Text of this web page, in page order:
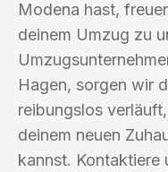
Modena hast,
deinem Umzug zu
Hagen, sorgen wir
reibungslos
deinem neuen
kannst. Kontaktiere